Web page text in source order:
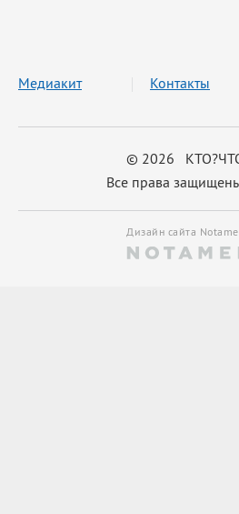
© 2026
Все права
Медиакит Контакты
Дизайн сайта